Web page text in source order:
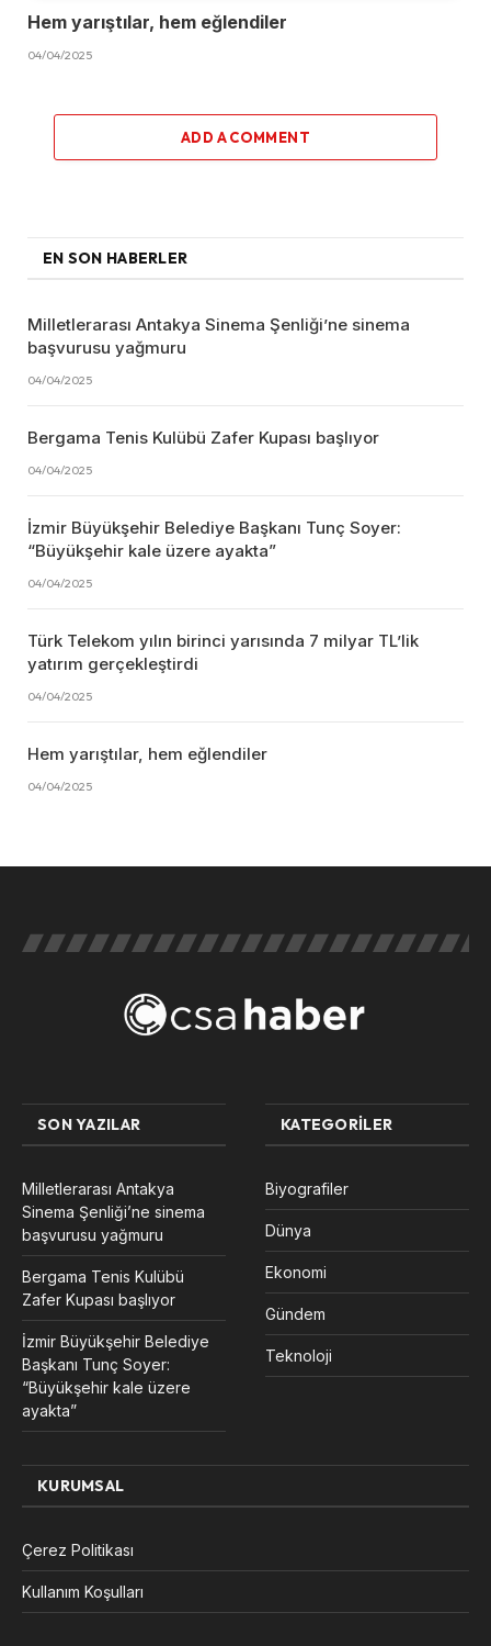
Hem yarıştılar, hem eğlendiler
04/04/2025
ADD A COMMENT
EN SON HABERLER
Milletlerarası Antakya Sinema Şenliği’ne sinema
başvurusu yağmuru
04/04/2025
Bergama Tenis Kulübü Zafer Kupası başlıyor
04/04/2025
İzmir Büyükşehir Belediye Başkanı Tunç Soyer:
“Büyükşehir kale üzere ayakta”
04/04/2025
Türk Telekom yılın birinci yarısında 7 milyar TL’lik
yatırım gerçekleştirdi
04/04/2025
Hem yarıştılar, hem eğlendiler
04/04/2025
SON YAZILAR
Milletlerarası Antakya
Sinema Şenliği’ne sinema
başvurusu yağmuru
Bergama Tenis Kulübü
Zafer Kupası başlıyor
İzmir Büyükşehir Belediye
Başkanı Tunç Soyer:
“Büyükşehir kale üzere
ayakta”
KATEGORILER
Biyografiler
Dünya
Ekonomi
Gündem
Teknoloji
KURUMSAL
Çerez Politikası
Kullanım Koşulları